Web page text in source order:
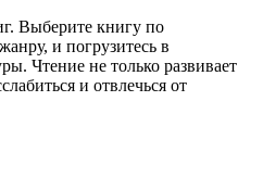
Выберите книгу по
и погрузитесь в
Чтение не только развивает
и отвлечься от